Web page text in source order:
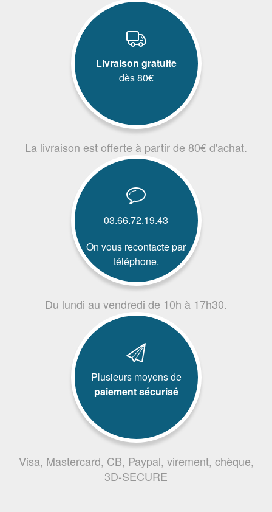
Livraison gratuite
dès 80€
La livraison est offerte à partir de 80€ d'achat.
03.66.72.19.43
On vous recontacte par
téléphone.
Du lundi au vendredi de 10h à 17h30.
Plusieurs moyens de
paiement sécurisé
Visa, Mastercard, CB, Paypal, virement, chèque,
3D-SECURE